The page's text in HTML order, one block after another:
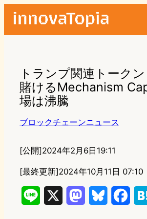
トランプ関連トーク
賭けるMechanism
場は沸騰
ブロックチェーンニュース
[公開]2024年2月6日19:11
[最終更新]2024年10月11日 07:10